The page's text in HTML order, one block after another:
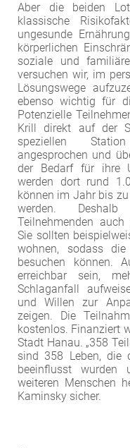
Aber die beiden
klassische
ungesunde
körperlichen
soziale und
versuchen wir, im
Lösungswege
ebenso wichtig für
Potenzielle
Krill direkt auf der
speziellen
angesprochen und
der Bedarf für ihre
werden dort rund
können im Jahr bis
werden.
Teilnehmenden auch
Sie sollten
wohnen, sodass
besuchen können.
erreichbar sein,
Schlaganfall
und Willen zur
zeigen. Die
kostenlos. Finanziert
Stadt Hanau. „358
sind 358 Leben, die
beeinflusst
weiteren Menschen
Kaminsky sicher.